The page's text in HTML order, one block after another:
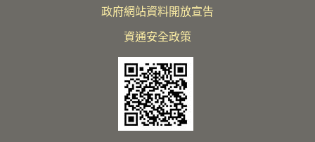
政府網站資料開放宣告
資通安全政策